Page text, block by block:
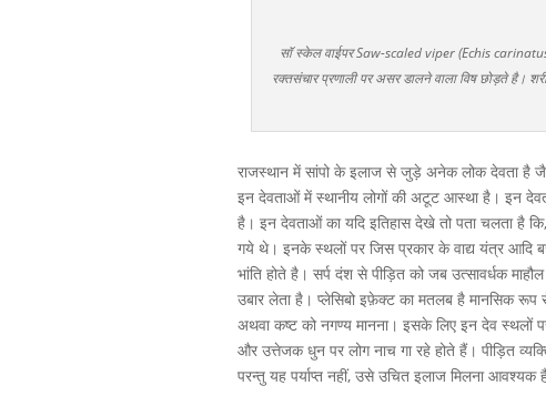
सॉ स्केल वाईपर Saw-scaled viper (Echis
रक्तसंचार प्रणाली पर असर डालने वाला विष छोड़ते
राजस्थान में सांपो के इलाज से जुड़े अनेक लोक देवता है
इन देवताओं में स्थानीय लोगों की अटूट आस्था है। इन
है। इन देवताओं का यदि इतिहास देखे तो पता चलता है कि,
गये थे। इनके स्थलों पर जिस प्रकार के वाद्य यंत्र आदि
भांति होते है। सर्प दंश से पीड़ित को जब उत्सावर्धक
उबार लेता है। प्लेसिबो इफ़ेक्ट का मतलब है मानसिक
अथवा कष्ट को नगण्य मानना। इसके लिए इन देव स्थलों
और उत्तेजक धुन पर लोग नाच गा रहे होते हैं। पीड़ित
परन्तु यह पर्याप्त नहीं, उसे उचित इलाज मिलना आवश्यक